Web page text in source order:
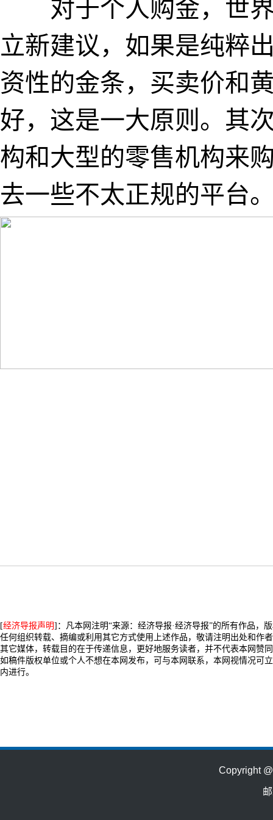
对于个人购金，世界
立新建议，如果是纯粹
资性的金条，买卖价和
好，这是一大原则。其
构和大型的零售机构来
去一些不太正规的平台
[经济导报声明]：凡本网注明“来源：经济导报·经济导报”的所有作品，
任何组织转载、摘编或利用其它方式使用上述作品，敬请注明出处和作
其它媒体，转载目的在于传递信息，更好地服务读者，并不代表本网赞
如稿件版权单位或个人不想在本网发布，可与本网联系，本网视情况可
内进行。
Copyright